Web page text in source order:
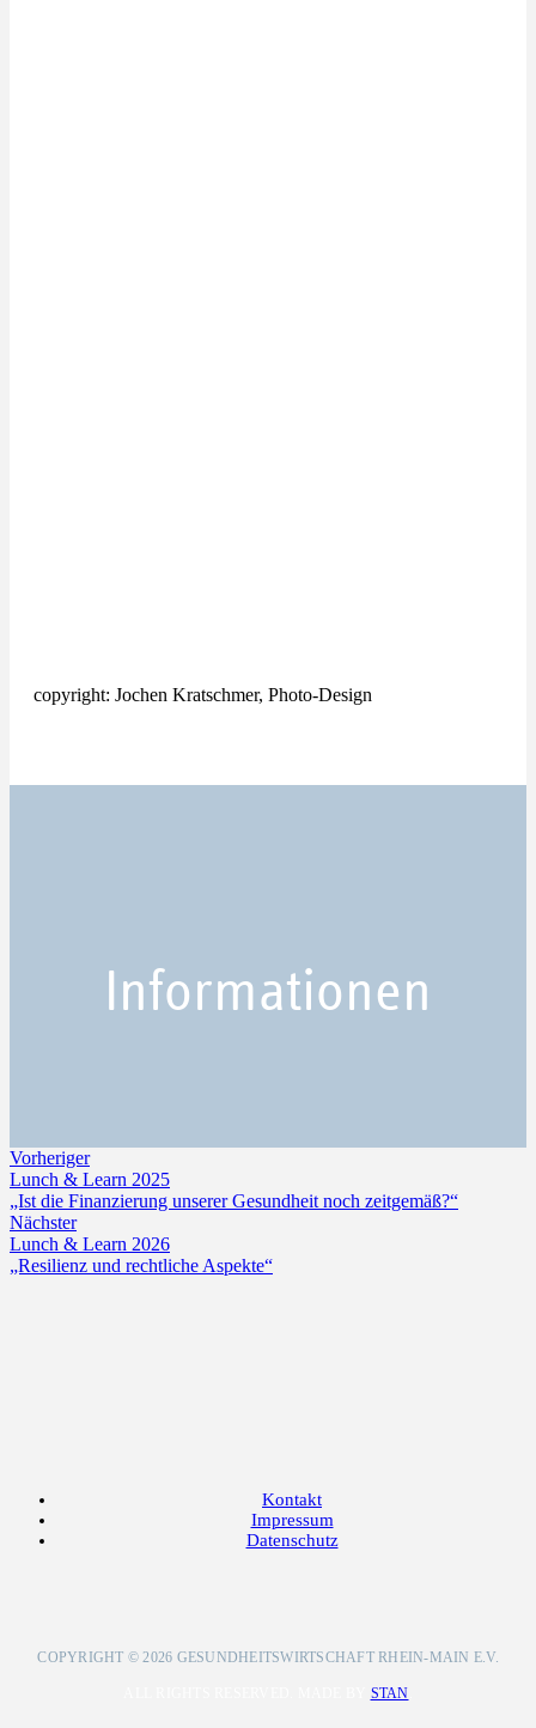
copyright: Jochen Kratschmer, Photo-Design
Informationen
Vorheriger
Lunch & Learn 2025
„Ist die Finanzierung unserer Gesundheit noch zeitgemäß?“
Nächster
Lunch & Learn 2026
„Resilienz und rechtliche Aspekte“
Kontakt
Impressum
Datenschutz
COPYRIGHT © 2026 GESUNDHEITSWIRTSCHAFT RHEIN-MAIN E.V.
STAN